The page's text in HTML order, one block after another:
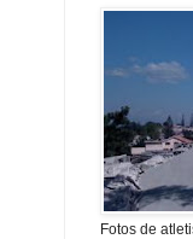
Fotos de